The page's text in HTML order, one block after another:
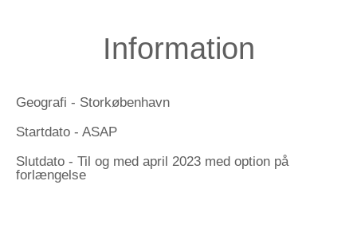
Information
Geografi - Storkøbenhavn
Startdato - ASAP
Slutdato - Til og med april 2023 med option på
forlængelse